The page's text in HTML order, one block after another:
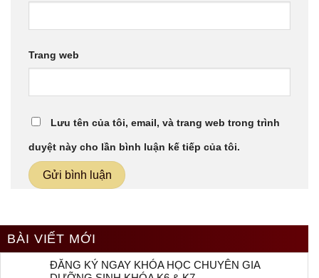
Trang web
Lưu tên của tôi, email, và trang web trong trình
duyệt này cho lần bình luận kế tiếp của tôi.
BÀI VIẾT MỚI
ĐĂNG KÝ NGAY KHÓA HỌC CHUYÊN GIA